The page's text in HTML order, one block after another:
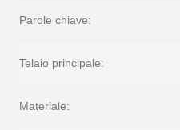
Parole chiave:
Telaio principale:
Materiale: